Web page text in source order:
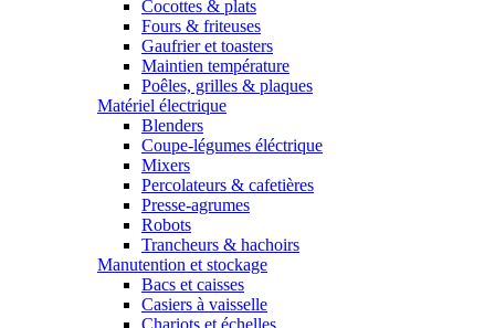
Cocottes & plats
Fours & friteuses
Gaufrier et toasters
Maintien température
Poêles, grilles & plaques
Matériel électrique
Blenders
Coupe-légumes éléctrique
Mixers
Percolateurs & cafetières
Presse-agrumes
Robots
Trancheurs & hachoirs
Manutention et stockage
Bacs et caisses
Casiers à vaisselle
Chariots et échelles